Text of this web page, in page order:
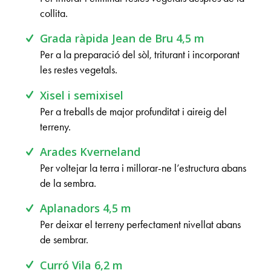
collita.
Grada ràpida Jean de Bru 4,5 m
Per a la preparació del sòl, triturant i incorporant
les restes vegetals.
Xisel i semixisel
Per a treballs de major profunditat i aireig del
terreny.
Arades Kverneland
Per voltejar la terra i millorar-ne l’estructura abans
de la sembra.
Aplanadors 4,5 m
Per deixar el terreny perfectament nivellat abans
de sembrar.
Curró Vila 6,2 m